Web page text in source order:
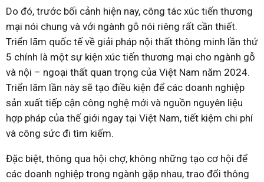
Do đó, trước bối cảnh hiện nay, công tác xúc tiến thương
mại nói chung và với ngành gỗ nói riêng rất cần thiết.
Triển lãm quốc tế về giải pháp nội thất thông minh lần thứ
5 chính là một sự kiện xúc tiến thương mại cho ngành gỗ
và nội – ngoại thất quan trọng của Việt Nam năm 2024.
Triển lãm lần này sẽ tạo điều kiện để các doanh nghiệp
sản xuất tiếp cận công nghệ mới và nguồn nguyên liệu
hợp pháp của thế giới ngay tại Việt Nam, tiết kiệm chi phí
và công sức đi tìm kiếm.
Đặc biệt, thông qua hội chợ, không những tạo cơ hội để
các doanh nghiệp trong ngành gặp nhau, trao đổi thông